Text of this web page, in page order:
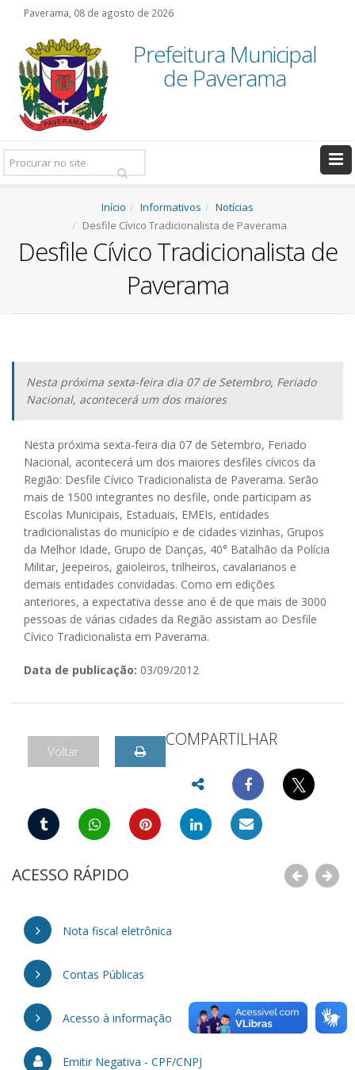
Paverama, 08 de agosto de 2026
Prefeitura Municipal
de Paverama
Pesquisar:
Início Informativos
Notícias
Desfile Cívico Tradicionalista de Paverama
Desfile Cívico Tradicionalista de
Paverama
Nesta próxima sexta-feira dia 07 de Setembro, Feriado
Nacional, acontecerá um dos maiores
Nesta próxima sexta-feira dia 07 de Setembro, Feriado
Nacional, acontecerá um dos maiores desfiles cívicos da
Região: Desfile Cívico Tradicionalista de Paverama. Serão
mais de 1500 integrantes no desfile, onde participam as
Escolas Municipais, Estaduais, EMEIs, entidades
tradicionalistas do município e de cidades vizinhas, Grupos
da Melhor Idade, Grupo de Danças, 40° Batalhão da Polícia
Militar, Jeepeiros, gaioleiros, trilheiros, cavalarianos e
demais entidades convidadas. Como em edições
anteriores, a expectativa desse ano é de que mais de 3000
pessoas de várias cidades da Região assistam ao Desfile
Cívico Tradicionalista em Paverama.
Data de publicação: 03/09/2012
Voltar
COMPARTILHAR
𝕏
ACESSO RÁPIDO
Nota fiscal eletrônica
Contas Públicas
Acesso à informação
Emitir Negativa - CPF/CNPJ